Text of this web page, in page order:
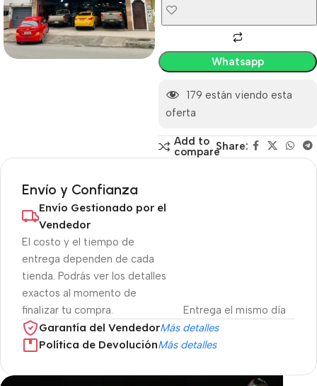
Whatsapp
179 están viendo esta
oferta
Add to
compareShare:
Envío y Confianza
Envío Gestionado por el
Vendedor
El costo y el tiempo de
entrega dependen de cada
tienda. Podrás ver los detalles
exactos al momento de
finalizar tu compra.
Entrega el mismo día
Garantía del VendedorMás detalles
Política de DevoluciónMás detalles